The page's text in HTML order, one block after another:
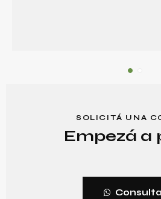
SOLICITÁ UNA
Empezá a